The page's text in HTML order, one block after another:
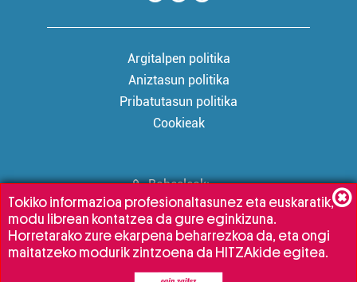
Argitalpen politika
Aniztasun politika
Pribatutasun politika
Cookieak
Babesleak:
Tokiko informazioa profesionaltasunez eta euskaratik,
modu librean kontatzea da gure eginkizuna.
Horretarako zure ekarpena beharrezkoa da, eta ongi
maitatzeko modurik zintzoena da HITZAkide egitea.